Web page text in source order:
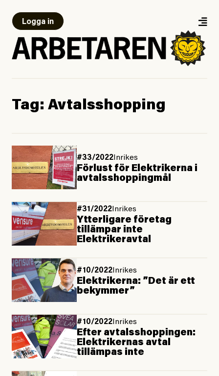
Logga in
Tag: Avtalsshopping
#33/2022 Inrikes
Förlust för Elektrikerna i
avtals­shopp­ing­mål
#31/2022 Inrikes
Ytterligare företag
tillämpar inte
Elektrikeravtal
#10/2022 Inrikes
Elektrikerna: ”Det är ett
bekymmer”
#10/2022 Inrikes
Efter avtals­shopp­ing­en:
Elektrikernas avtal
tillämpas inte